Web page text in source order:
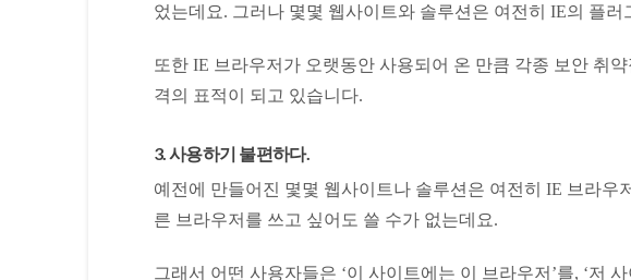
었는데요. 그러나 몇몇 웹사이트와 솔루션은 여전히 IE의 플러
또한 IE 브라우저가 오랫동안 사용되어 온 만큼 각종 보안 취
격의 표적이 되고 있습니다.
3. 사용하기 불편하다.
예전에 만들어진 몇몇 웹사이트나 솔루션은 여전히 IE 브라우
른 브라우저를 쓰고 싶어도 쓸 수가 없는데요.
그래서 어떤 사용자들은 ‘이 사이트에는 이 브라우저’를, ‘저